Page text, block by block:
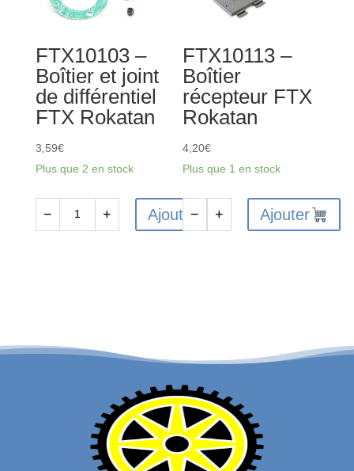
(pr)
FTX10103 –
Boîtier et joint
de différentiel
FTX Rokatan
3,59€
Plus que 2 en stock
joint
− + Ajouter
FTX10113 –
Boîtier
récepteur FTX
Rokatan
4,20€
Plus que 1 en stock
Rokatan
− + Ajouter